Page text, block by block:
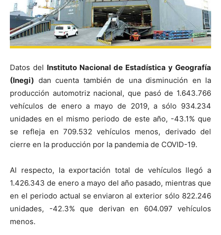
Datos del Instituto Nacional de Estadística y Geografía
(Inegi) dan cuenta también de una disminución en la
producción automotriz nacional, que pasó de 1.643.766
vehículos de enero a mayo de 2019, a sólo 934.234
unidades en el mismo periodo de este año, -43.1% que
se refleja en 709.532 vehículos menos, derivado del
cierre en la producción por la pandemia de COVID-19.
Al respecto, la exportación total de vehículos llegó a
1.426.343 de enero a mayo del año pasado, mientras que
en el periodo actual se enviaron al exterior sólo 822.246
unidades, -42.3% que derivan en 604.097 vehículos
menos.